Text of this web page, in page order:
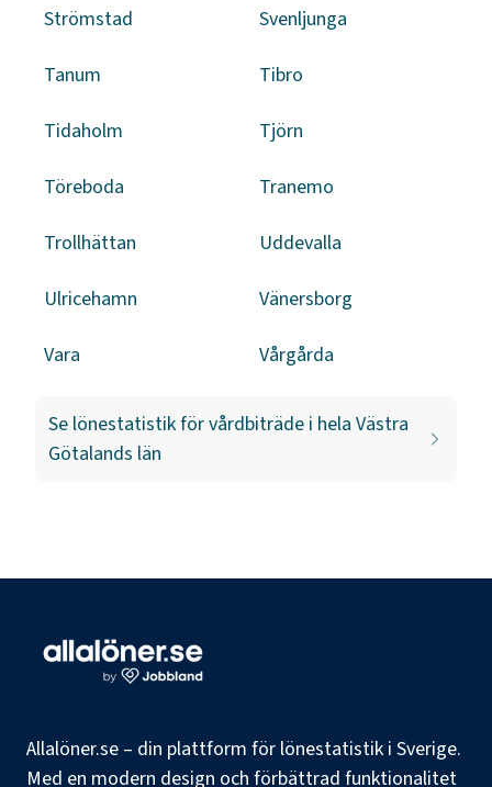
Strömstad Svenljunga
Tanum Tibro
Tidaholm Tjörn
Töreboda Tranemo
Trollhättan Uddevalla
Ulricehamn Vänersborg
Vara Vårgårda
Se lönestatistik förvårdbiträde i hela Västra
Götalands län
Allalöner.se – din plattform för lönestatistik i Sverige.
Med en modern design och förbättrad funktionalitet